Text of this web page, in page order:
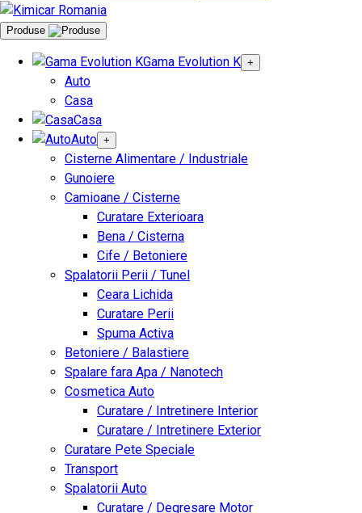
Produse
Gama Evolution K +
Auto
Casa
Casa
Auto +
Cisterne Alimentare / Industriale
Gunoiere
Camioane / Cisterne
Curatare Exterioara
Bena / Cisterna
Cife / Betoniere
Spalatorii Perii / Tunel
Ceara Lichida
Curatare Perii
Spuma Activa
Betoniere / Balastiere
Spalare fara Apa / Nanotech
Cosmetica Auto
Curatare / Intretinere Interior
Curatare / Intretinere Exterior
Curatare Pete Speciale
Transport
Spalatorii Auto
Curatare / Degresare Motor